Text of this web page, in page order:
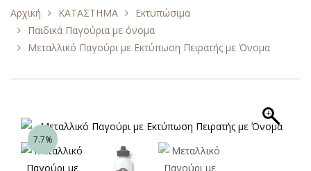
Αρχική ΚΑΤΑΣΤΗΜΑ
Εκτυπώσιμα
Παιδικά Παγούρια με όνομα
Μεταλλικό Παγούρι με Εκτύπωση Πειρατής με Όνομα
7.7%